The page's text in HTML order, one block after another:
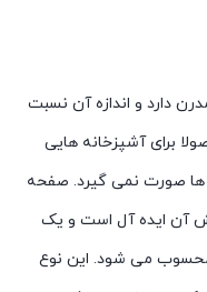
دارد و اندازه آن نسبت
برای آشپزخانه هایی
صورت نمی گیرد. صفحه
آن ایده آل است و یک
محسوب می شود. این نوع